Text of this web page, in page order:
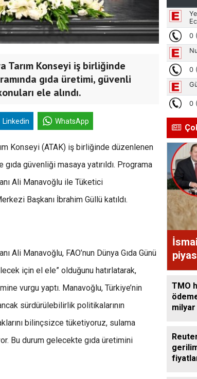
Tarım Konseyi iş birliğinde
gıda üretimi, güvenli
ele alındı.
Linkedin WhatsApp
Konseyi (ATAK) iş birliğinde düzenlenen
gıda güvenliği masaya yatırıldı. Programa
Ali Manavoğlu ile Tüketici
Başkanı İbrahim Güllü katıldı.
Ali Manavoğlu, FAO’nun Dünya Gıda Günü
için el ele” olduğunu hatırlatarak,
vurgu yaptı. Manavoğlu, Türkiye’nin
sürdürülebilirlik politikalarının
bilinçsizce tüketiyoruz, sulama
Bu durum gelecekte gıda üretimini
TMO